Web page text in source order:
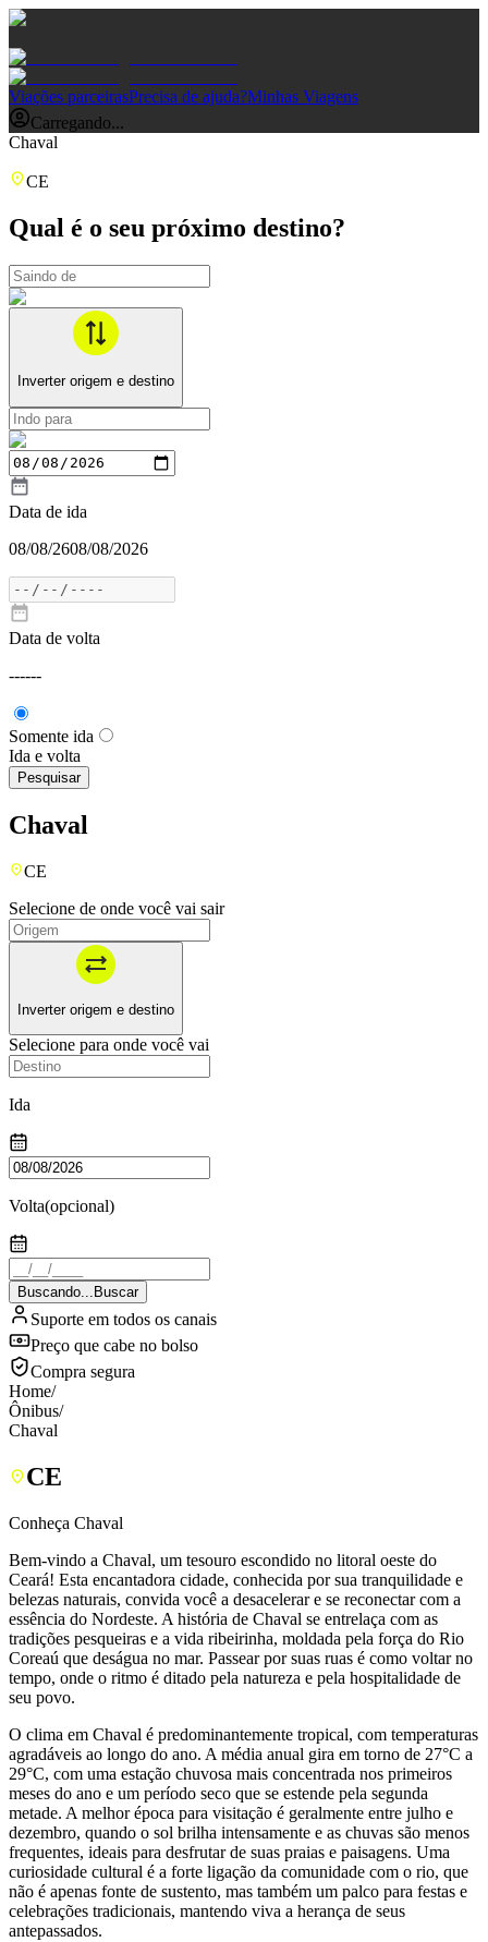
Viações parceirasPrecisa de ajuda?Minhas Viagens
Carregando...
Chaval
CE
Qual é o seu próximo destino?
Inverter origem e destino
Data de ida
08/08/2608/08/2026
Data de volta
------
Somente ida
Ida e volta
Pesquisar
Chaval
CE
Selecione de onde você vai sair
Inverter origem e destino
Selecione para onde você vai
Ida
Volta(opcional)
Buscando... Buscar
Suporte em todos os canais
Preço que cabe no bolso
Compra segura
Home/
Ônibus/
Chaval
CE
Conheça Chaval
Bem-vindo a Chaval, um tesouro escondido no litoral oeste do
Ceará! Esta encantadora cidade, conhecida por sua tranquilidade e
belezas naturais, convida você a desacelerar e se reconectar com a
essência do Nordeste. A história de Chaval se entrelaça com as
tradições pesqueiras e a vida ribeirinha, moldada pela força do Rio
Coreaú que deságua no mar. Passear por suas ruas é como voltar no
tempo, onde o ritmo é ditado pela natureza e pela hospitalidade de
seu povo.
O clima em Chaval é predominantemente tropical, com temperaturas
agradáveis ao longo do ano. A média anual gira em torno de 27°C a
29°C, com uma estação chuvosa mais concentrada nos primeiros
meses do ano e um período seco que se estende pela segunda
metade. A melhor época para visitação é geralmente entre julho e
dezembro, quando o sol brilha intensamente e as chuvas são menos
frequentes, ideais para desfrutar de suas praias e paisagens. Uma
curiosidade cultural é a forte ligação da comunidade com o rio, que
não é apenas fonte de sustento, mas também um palco para festas e
celebrações tradicionais, mantendo viva a herança de seus
antepassados.